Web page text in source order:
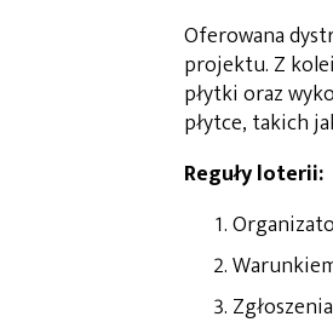
Oferowana
projektu. Z
płytki oraz
płytce, takich
Reguły loterii: